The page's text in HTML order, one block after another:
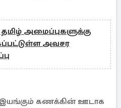
அமைப்புகளுக்கு
அவசர
கணக்கின் ஊடாக